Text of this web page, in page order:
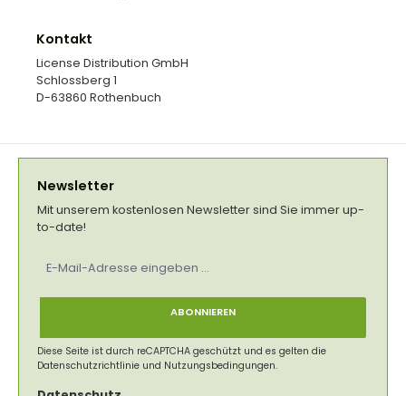
Kontakt
License Distribution GmbH
Schlossberg 1
D-63860 Rothenbuch
Newsletter
Mit unserem kostenlosen Newsletter sind Sie immer up-
to-date!
Mail-
ABONNIEREN
Diese Seite ist durch reCAPTCHA geschützt und es gelten die
Datenschutzrichtlinie und Nutzungsbedingungen.